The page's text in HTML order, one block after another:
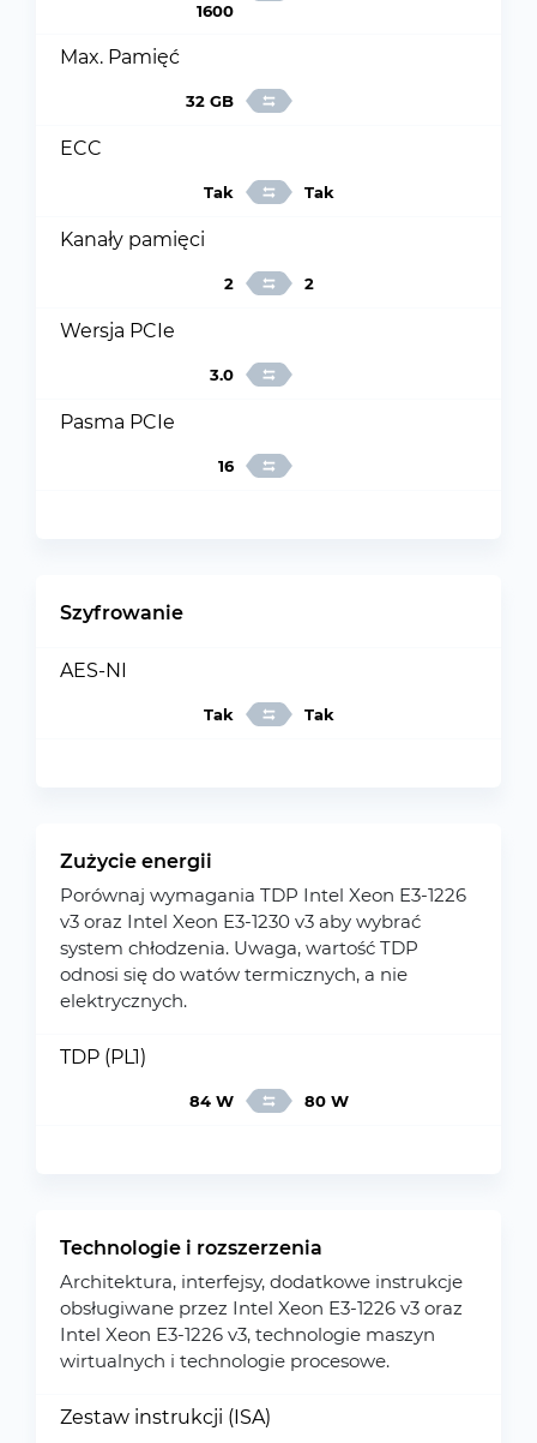
1600
Max. Pamięć
32 GB
ECC
Tak Tak
Kanały pamięci
2 2
Wersja PCIe
3.0
Pasma PCIe
16
Szyfrowanie
AES-NI
Tak Tak
Zużycie energii
Porównaj wymagania TDP Intel Xeon E3-1226
v3 oraz Intel Xeon E3-1230 v3 aby wybrać
system chłodzenia. Uwaga, wartość TDP
odnosi się do watów termicznych, a nie
elektrycznych.
TDP (PL1)
84 W 80 W
Technologie i rozszerzenia
Architektura, interfejsy, dodatkowe instrukcje
obsługiwane przez Intel Xeon E3-1226 v3 oraz
Intel Xeon E3-1226 v3, technologie maszyn
wirtualnych i technologie procesowe.
Zestaw instrukcji (ISA)